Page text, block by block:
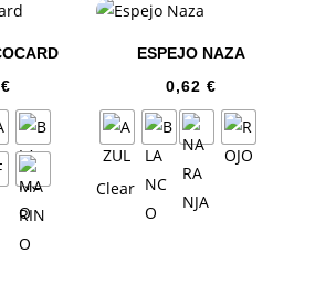
€
ESPEJO NAZA
0,62€
Clear